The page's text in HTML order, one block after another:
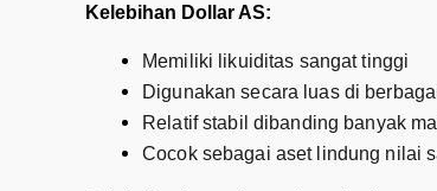
Kelebihan Dollar AS:
Memiliki likuiditas sangat tinggi
Digunakan secara luas di
Relatif stabil dibanding banyak
Cocok sebagai aset lindung nilai